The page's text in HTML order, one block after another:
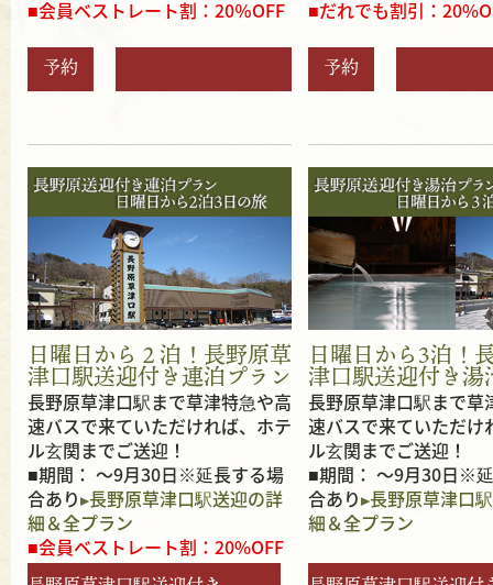
■会員ベストレート割：20％OFF
予約
■だれでも割引：
予約
日曜日から２泊！長野原草
津口駅送迎付き連泊プラン
長野原草津口駅まで草津特急や高
速バスで来ていただければ、ホテ
ル玄関までご送迎！
■期間： ～9月30日※延長する場
合あり 長野原草津口駅送迎の詳
細＆全プラン
■会員ベストレート割：20%OFF
日曜日から3泊！
津口駅送迎付き湯
長野原草津口駅まで草
速バスで来ていただけ
ル玄関までご送迎！
■期間： ～9月30日※
合あり 長野原草津口
細＆全プラン